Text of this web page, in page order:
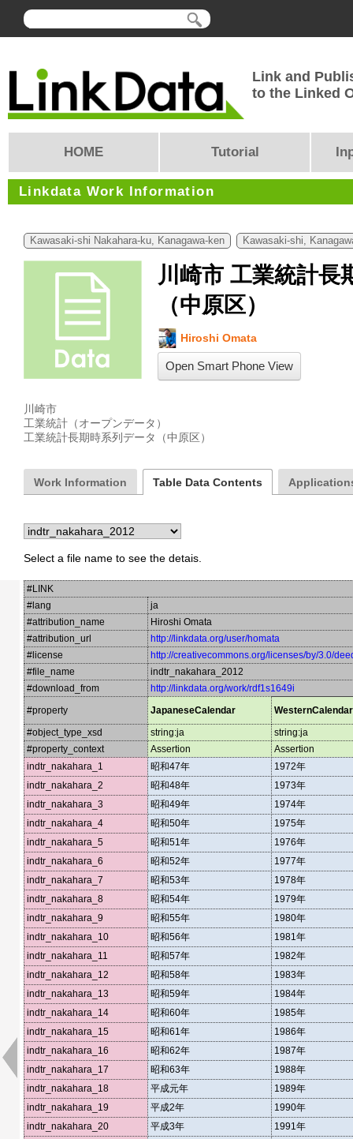
Link and
to the Linked
HOME Tutorial
Linkdata Work Information
Kawasaki-shi Nakahara-ku, Kanagawa-ken Kawasaki-shi,
川崎市 工業統計長
（中原区）
Hiroshi Omata
Open Smart Phone View
川崎市
工業統計（オープンデータ）
工業統計長期時系列データ（中原区）
Work Information Table Data Contents
Select a file name to see the detais.
#LINK
#lang
ja
#attribution_name
Hiroshi Omata
#attribution_url
http://linkdata.org/user/homata
#license
http://creativecommons.org/licenses/by/3.0/
#file_name
indtr_nakahara_2012
#download_from
http://linkdata.org/work/rdf1s1649i
#property
JapaneseCalendar
WesternCalendar
#object_type_xsd
string:ja
string:ja
#property_context
Assertion
Assertion
indtr_nakahara_1
昭和47年
1972年
indtr_nakahara_2
昭和48年
1973年
indtr_nakahara_3
昭和49年
1974年
indtr_nakahara_4
昭和50年
1975年
indtr_nakahara_5
昭和51年
1976年
indtr_nakahara_6
昭和52年
1977年
indtr_nakahara_7
昭和53年
1978年
indtr_nakahara_8
昭和54年
1979年
indtr_nakahara_9
昭和55年
1980年
indtr_nakahara_10
昭和56年
1981年
indtr_nakahara_11
昭和57年
1982年
indtr_nakahara_12
昭和58年
1983年
indtr_nakahara_13
昭和59年
1984年
indtr_nakahara_14
昭和60年
1985年
indtr_nakahara_15
昭和61年
1986年
indtr_nakahara_16
昭和62年
1987年
indtr_nakahara_17
昭和63年
1988年
indtr_nakahara_18
平成元年
1989年
indtr_nakahara_19
平成2年
1990年
indtr_nakahara_20
平成3年
1991年